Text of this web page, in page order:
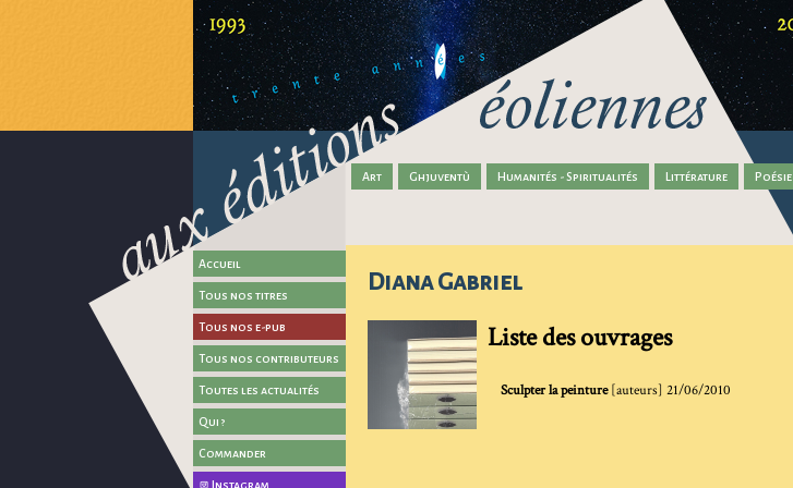
Art Ghjuventù Humanités - Spiritualités Littérature Poésie
Diana Gabriel
Liste des ouvrages
Sculpter la peinture[auteurs] 21/06/2010
Accueil
Tous nos titres
Tous nos e-pub
Tous nos contributeurs
Toutes les actualités
Qui ?
Commander
Instagram